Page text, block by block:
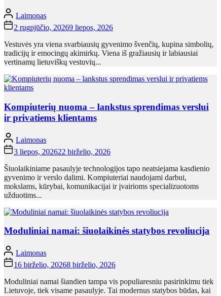
Laimonas
2 rugpjūčio, 20269 liepos, 2026
Vestuvės yra viena svarbiausių gyvenimo švenčių, kupina simbolių,
tradicijų ir emocingų akimirkų. Viena iš gražiausių ir labiausiai
vertinamų lietuviškų vestuvių...
Kompiuterių nuoma – lankstus sprendimas verslui
ir privatiems klientams
Laimonas
3 liepos, 202622 birželio, 2026
Šiuolaikiniame pasaulyje technologijos tapo neatsiejama kasdienio
gyvenimo ir verslo dalimi. Kompiuteriai naudojami darbui,
mokslams, kūrybai, komunikacijai ir įvairioms specializuotoms
užduotims...
Moduliniai namai: šiuolaikinės statybos revoliucija
Laimonas
16 birželio, 20268 birželio, 2026
Moduliniai namai šiandien tampa vis populiaresniu pasirinkimu tiek
Lietuvoje, tiek visame pasaulyje. Tai modernus statybos būdas, kai